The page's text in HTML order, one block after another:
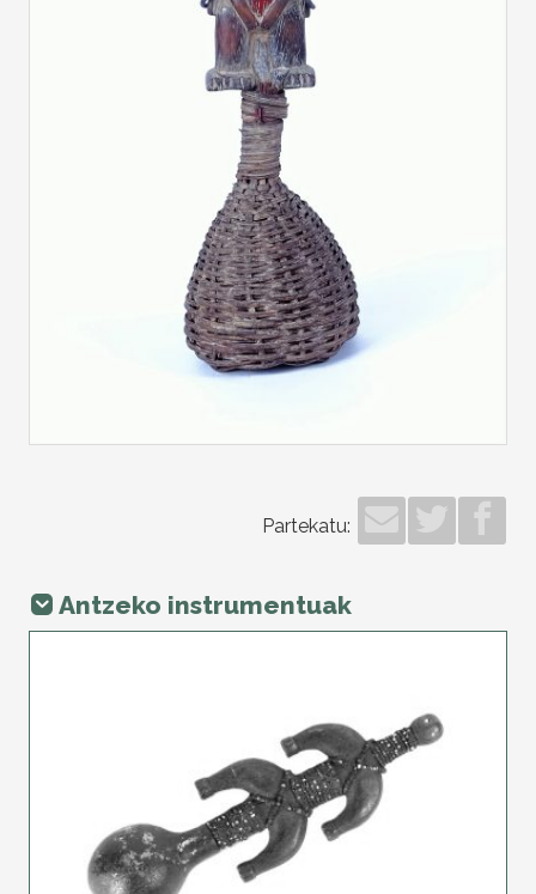
Partekatu:
Antzeko instrumentuak